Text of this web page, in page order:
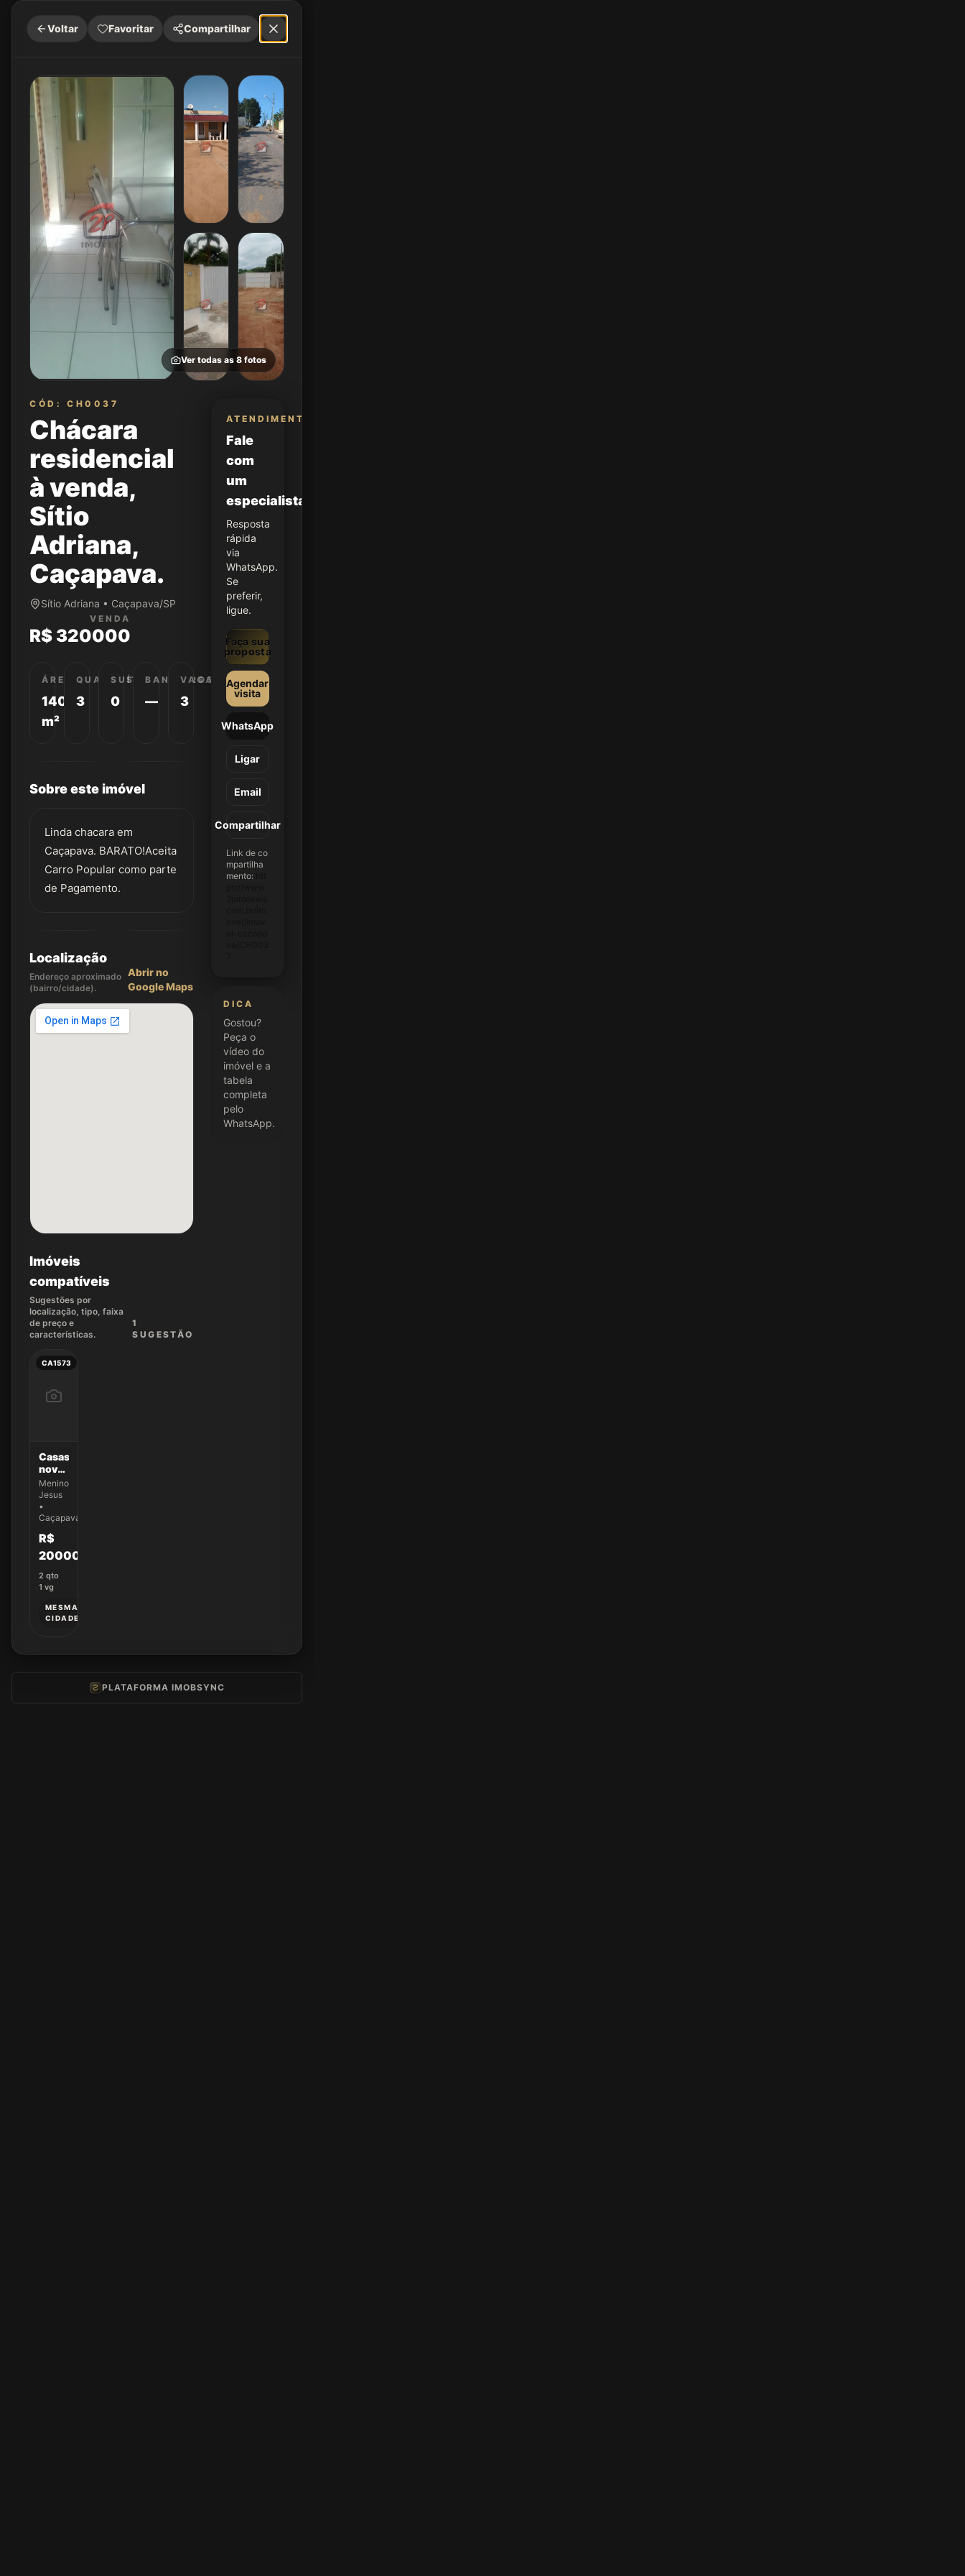
Voltar Favoritar Compartilhar
Ver todas as 8 fotos
CÓD: CH0037
Chácara
residencial
à venda,
Sítio
Adriana,
Caçapava.
Sítio Adriana • Caçapava/SP
VENDA
R$ 320000
ÁREA
140
m²
QUARTOS
3
SUÍTES
0
BANHEIROS
—
VAGAS
3
Sobre este imóvel
Linda chacara em
Caçapava. BARATO!Aceita
Carro Popular como parte
de Pagamento.
Localização
Endereço aproximado
(bairro/cidade).
Abrir no
Google Maps
Imóveis
compatíveis
Sugestões por
localização, tipo, faixa
de preço e
características.
1
SUGESTÃO
CA1573
Casas
novas
com 2
dormitórios
no
Residencial
da
Serra
Menino
Jesus
•
Caçapava
R$
200000
2 qto
1 vg
MESMA
CIDADE
ATENDIMENTO
Fale
com
um
especialista
Resposta
rápida
via
WhatsApp.
Se
preferir,
ligue.
Faça sua
proposta
Agendar
visita
WhatsApp
Ligar
Email
Compartilhar
Link de co
mpartilha
mento:
DICA
Gostou?
Peça o
vídeo do
imóvel e a
tabela
completa
pelo
WhatsApp.
PLATAFORMA IMOBSYNC